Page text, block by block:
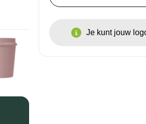
Je kunt jouw